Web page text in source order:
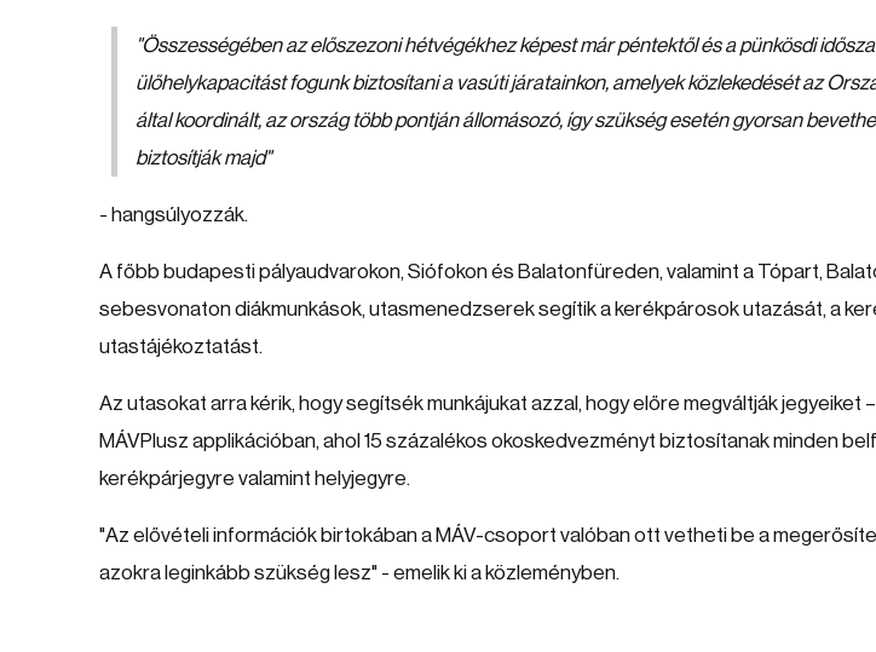
"Összességében az előszezoni hétvégékhez képest már péntektől és a pünkösdi
ülőhelykapacitást fogunk biztosítani a vasúti járatainkon, amelyek közlekedését az
által koordinált, az ország több pontján állomásozó, így szükség esetén gyorsan
biztosítják majd"
- hangsúlyozzák.
A főbb budapesti pályaudvarokon, Siófokon és Balatonfüreden, valamint a Tópart,
sebesvonaton diákmunkások, utasmenedzserek segítik a kerékpárosok utazását, a
utastájékoztatást.
Az utasokat arra kérik, hogy segítsék munkájukat azzal, hogy előre megváltják jegyeiket
MÁVPlusz applikációban, ahol 15 százalékos okoskedvezményt biztosítanak minden
kerékpárjegyre valamint helyjegyre.
"Az elővételi információk birtokában a MÁV-csoport valóban ott vetheti be a
azokra leginkább szükség lesz" - emelik ki a közleményben.